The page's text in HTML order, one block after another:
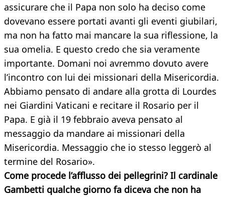
assicurare che il Papa non solo ha deciso come
dovevano essere portati avanti gli eventi giubilari,
ma non ha fatto mai mancare la sua riflessione, la
sua omelia. E questo credo che sia veramente
importante. Domani noi avremmo dovuto avere
l’incontro con lui dei missionari della Misericordia.
Abbiamo pensato di andare alla grotta di Lourdes
nei Giardini Vaticani e recitare il Rosario per il
Papa. E già il 19 febbraio aveva pensato al
messaggio da mandare ai missionari della
Misericordia. Messaggio che io stesso leggerò al
termine del Rosario».
Come procede l’afflusso dei pellegrini? Il cardinale
Gambetti qualche giorno fa diceva che non ha